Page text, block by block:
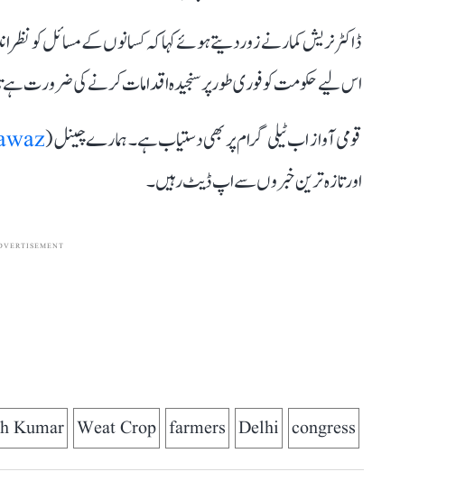
ڈاکٹر نریش کمار نے زور دیتے ہوئے کہا کہ کسانوں کے مسائل کو
اس لیے حکومت کو فوری طور پر سنجیدہ اقدامات کرنے کی ضرورت ہے
قومی آواز اب ٹیلی گرام پر بھی دستیاب ہے۔ ہمارے چینل (
اور تازہ ترین خبروں سے اپ ڈیٹ رہیں۔
congress
Delhi
farmers
Weat Crop
Kumar